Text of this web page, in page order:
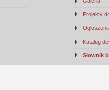
Projekty
Katalog
Słownik